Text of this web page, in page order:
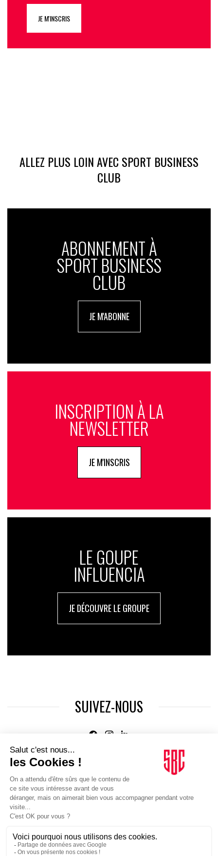
JE M'INSCRIS
ALLEZ PLUS LOIN AVEC SPORT BUSINESS
CLUB
ABONNEMENT À
SPORT BUSINESS
CLUB
JE M'ABONNE
INSCRIPTION À LA
NEWSLETTER
JE M'INSCRIS
LE GOUPE
INFLUENCIA
JE DÉCOUVRE LE GROUPE
SUIVEZ-NOUS
Agence web:Novius